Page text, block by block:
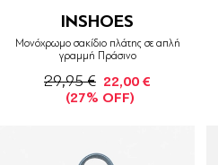
INSHOES
Μονόχρωμο σακίδιο πλάτης σε απλή
γραμμή Πράσινο
29,95 € 22,00 €
(27% OFF)